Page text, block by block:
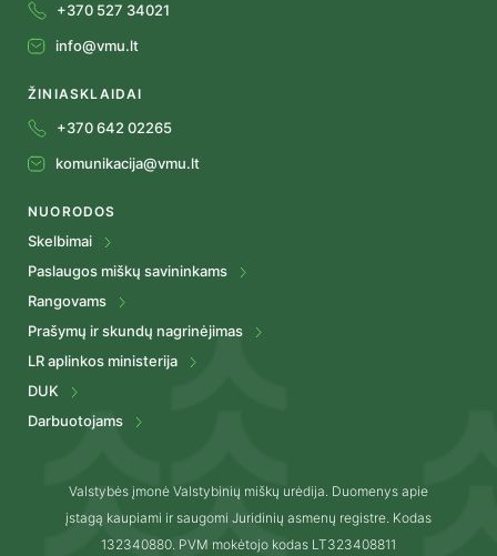
+370 527 34021
info@vmu.lt
ŽINIASKLAIDAI
+370 642 02265
komunikacija@vmu.lt
NUORODOS
Skelbimai
Paslaugos miškų savininkams
Rangovams
Prašymų ir skundų nagrinėjimas
LR aplinkos ministerija
DUK
Darbuotojams
Valstybės įmonė Valstybinių miškų urėdija. Duomenys apie
įstagą kaupiami ir saugomi Juridinių asmenų registre. Kodas
132340880. PVM mokėtojo kodas LT323408811